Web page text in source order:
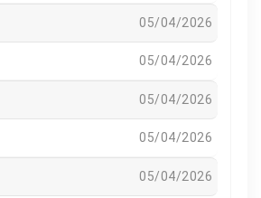
05/04/2026
05/04/2026
05/04/2026
05/04/2026
05/04/2026